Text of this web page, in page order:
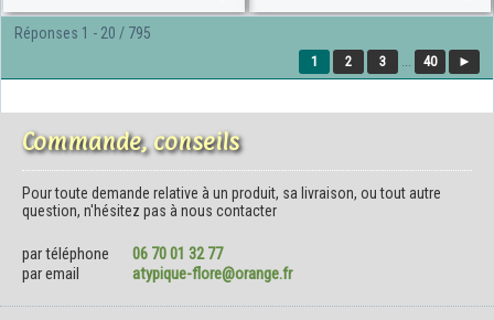
Réponses 1 - 20 / 795
1 2 3 ... 40 ►
Commande, conseils
Pour toute demande relative à un produit, sa livraison, ou tout autre
question, n'hésitez pas à nous contacter
par téléphone
06 70 01 32 77
par email
atypique-flore@orange.fr